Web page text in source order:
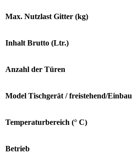
Max. Nutzlast Gitter (kg)
Inhalt Brutto (Ltr.)
Anzahl der Türen
Model Tischgerät / freistehend/Einbau
Temperaturbereich (° C)
Betrieb